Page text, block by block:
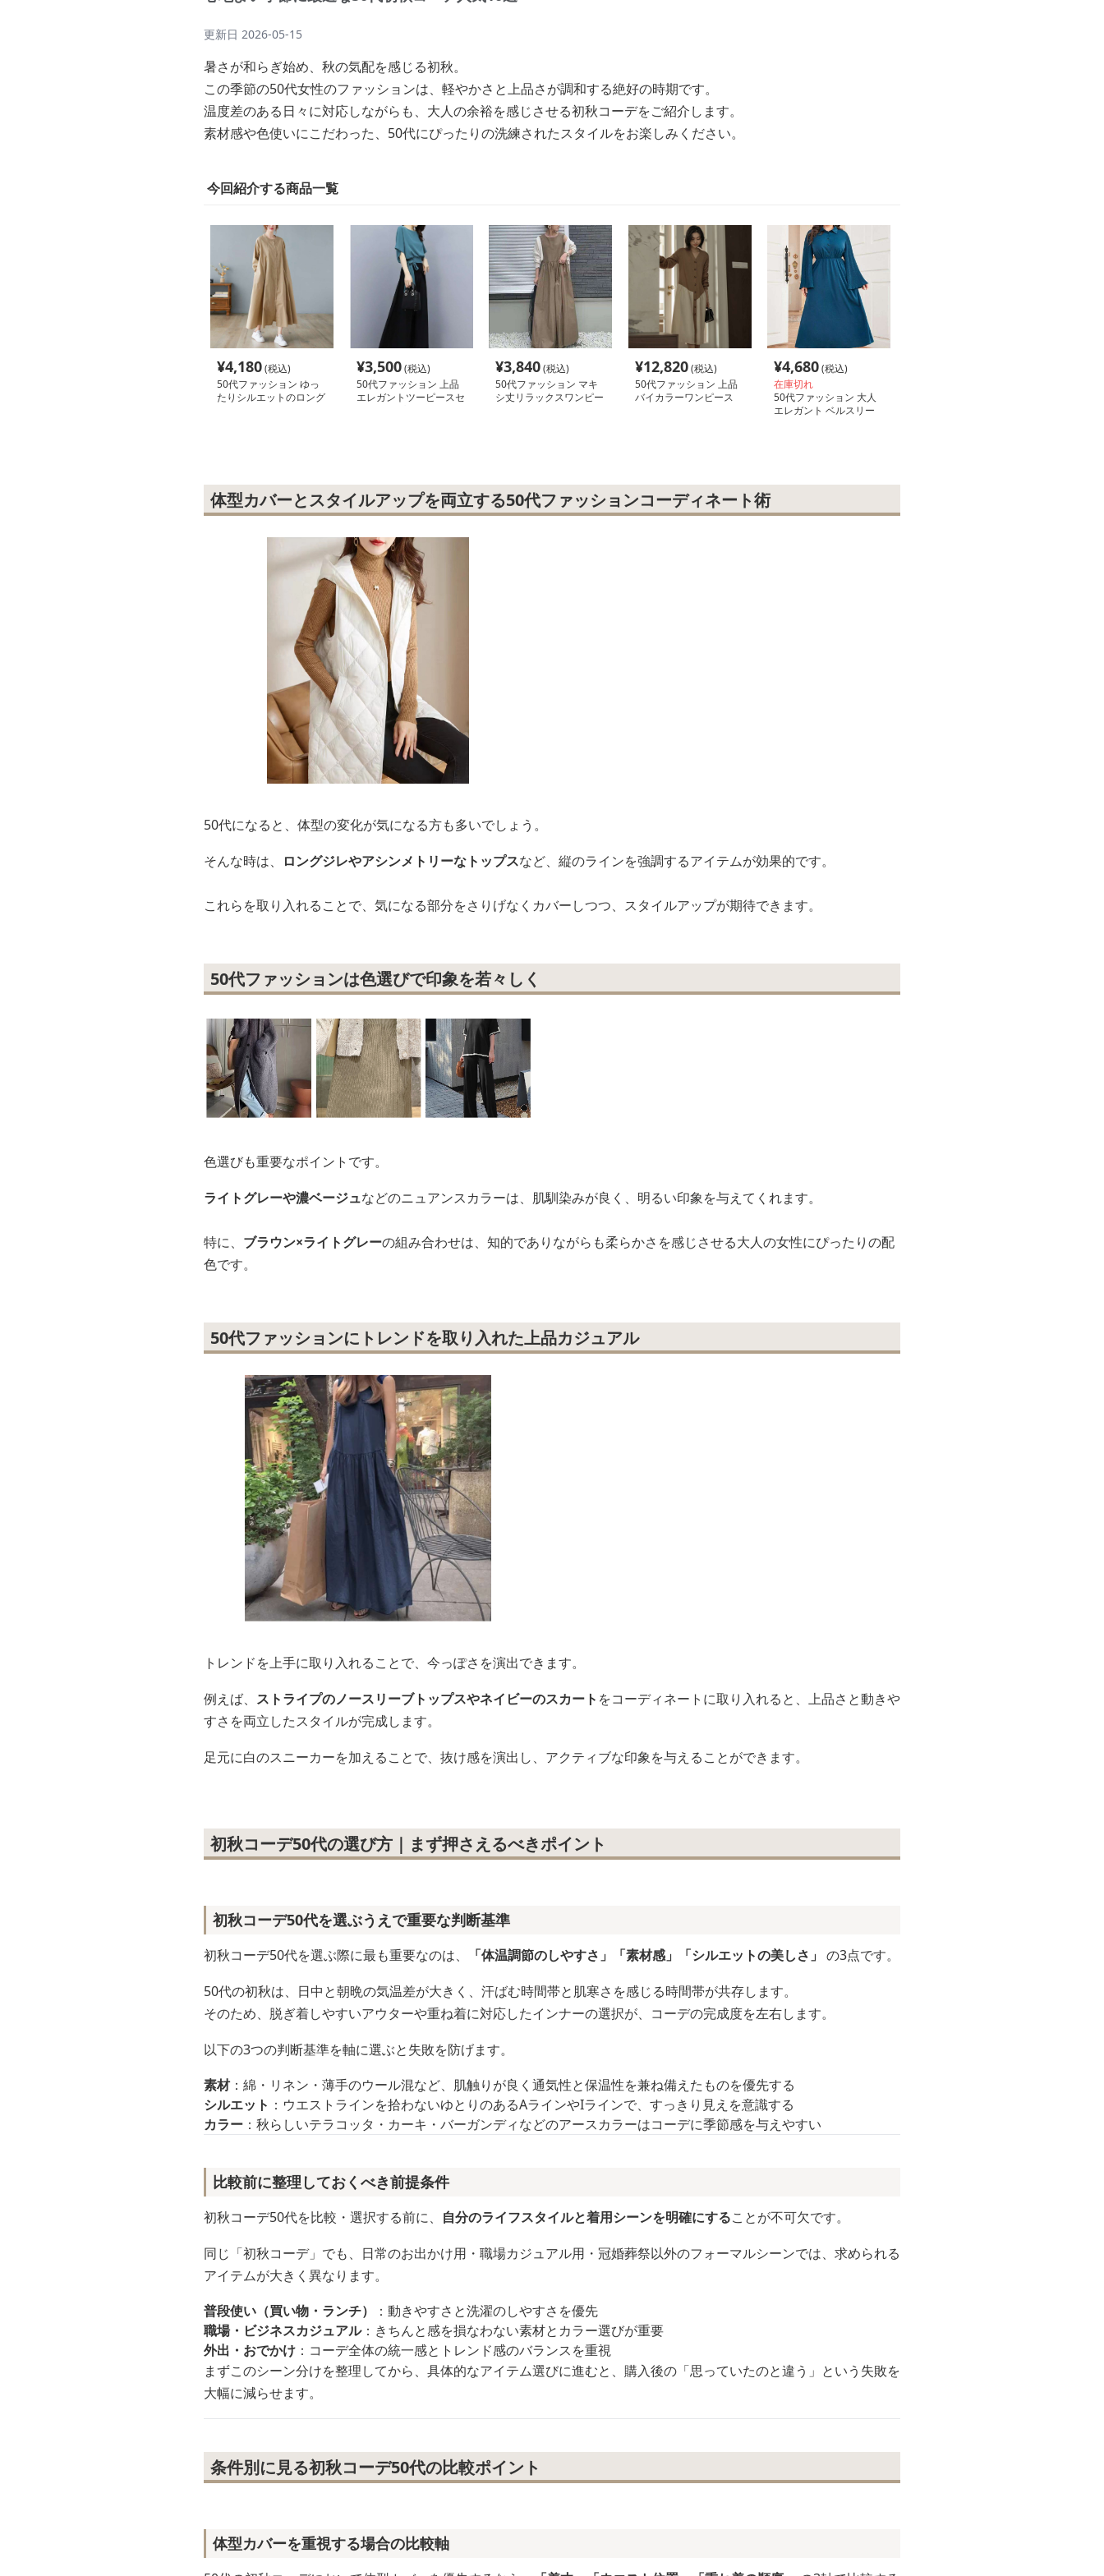
更新日 2026-05-15
暑さが和らぎ始め、秋の気配を感じる初秋。
この季節の50代女性のファッションは、軽やかさと上品さが調和する絶好の時期です。
温度差のある日々に対応しながらも、大人の余裕を感じさせる初秋コーデをご紹介します。
素材感や色使いにこだわった、50代にぴったりの洗練されたスタイルをお楽しみください。
今回紹介する商品一覧
¥4,180(税込)
50代ファッション ゆっ
たりシルエットのロング
¥3,500(税込)
50代ファッション 上品
エレガントツーピースセ
¥3,840(税込)
50代ファッション マキ
シ丈リラックスワンピー
¥12,820(税込)
50代ファッション 上品
バイカラーワンピース
¥4,680(税込)
在庫切れ
50代ファッション 大人
エレガント ベルスリー
体型カバーとスタイルアップを両立する50代ファッションコーディネート術
50代になると、体型の変化が気になる方も多いでしょう。
そんな時は、
ロングジレやアシンメトリーなトップスなど、縦のラインを強調するアイテムが効果的です。
これらを取り入れることで、気になる部分をさりげなくカバーしつつ、スタイルアップが期待できます。
50代ファッションは色選びで印象を若々しく
色選びも重要なポイントです。
ライトグレーや濃ベージュなどのニュアンスカラーは、肌馴染みが良く、明るい印象を与えてくれます。
特に、 ブラウン×ライトグレーの組み合わせは、知的でありながらも柔らかさを感じさせる大人の女性にぴったりの配
色です。
50代ファッションにトレンドを取り入れた上品カジュアル
トレンドを上手に取り入れることで、今っぽさを演出できます。
例えば、 ストライプのノースリーブトップスやネイビーのスカート をコーディネートに取り入れると、上品さと動きや
すさを両立したスタイルが完成します。
足元に白のスニーカーを加えることで、抜け感を演出し、アクティブな印象を与えることができます。
初秋コーデ50代の選び方｜まず押さえるべきポイント
初秋コーデ50代を選ぶうえで重要な判断基準
初秋コーデ50代を選ぶ際に最も重要なのは、 「体温調節のしやすさ」「素材感」「シルエットの美しさ」 の3点です。
50代の初秋は、日中と朝晩の気温差が大きく、汗ばむ時間帯と肌寒さを感じる時間帯が共存します。
そのため、脱ぎ着しやすいアウターや重ね着に対応したインナーの選択が、コーデの完成度を左右します。
以下の3つの判断基準を軸に選ぶと失敗を防げます。
素材：綿・リネン・薄手のウール混など、肌触りが良く通気性と保温性を兼ね備えたものを優先する
シルエット ：ウエストラインを拾わないゆとりのあるAラインやIラインで、すっきり見えを意識する
カラー ：秋らしいテラコッタ・カーキ・バーガンディなどのアースカラーはコーデに季節感を与えやすい
比較前に整理しておくべき前提条件
初秋コーデ50代を比較・選択する前に、 自分のライフスタイルと着用シーンを明確にすることが不可欠です。
同じ「初秋コーデ」でも、日常のお出かけ用・職場カジュアル用・冠婚葬祭以外のフォーマルシーンでは、求められる
アイテムが大きく異なります。
普段使い（買い物・ランチ）
：動きやすさと洗濯のしやすさを優先
職場・ビジネスカジュアル：きちんと感を損なわない素材とカラー選びが重要
外出・おでかけ ：コーデ全体の統一感とトレンド感のバランスを重視
まずこのシーン分けを整理してから、具体的なアイテム選びに進むと、購入後の「思っていたのと違う」という失敗を
大幅に減らせます。
条件別に見る初秋コーデ50代の比較ポイント
体型カバーを重視する場合の比較軸